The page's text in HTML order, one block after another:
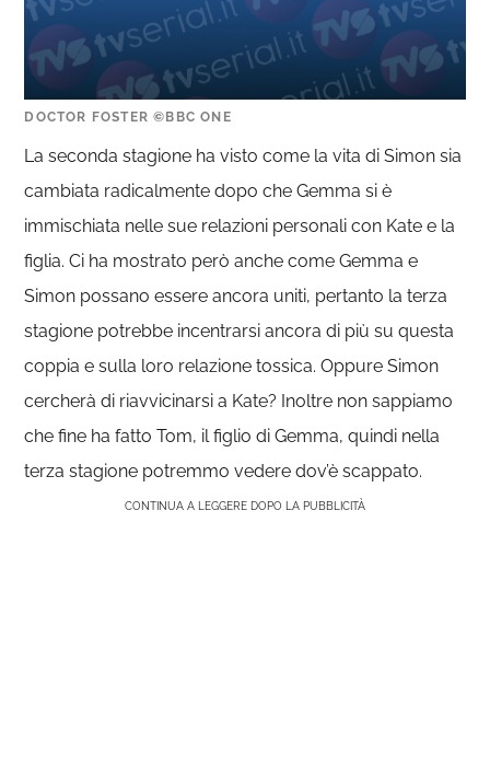
DOCTOR FOSTER ©BBC ONE
La seconda stagione ha visto come la vita di Simon sia
cambiata radicalmente dopo che Gemma si è
immischiata nelle sue relazioni personali con Kate e la
figlia. Ci ha mostrato però anche come Gemma e
Simon possano essere ancora uniti, pertanto la terza
stagione potrebbe incentrarsi ancora di più su questa
coppia e sulla loro relazione tossica. Oppure Simon
cercherà di riavvicinarsi a Kate? Inoltre non sappiamo
che fine ha fatto Tom, il figlio di Gemma, quindi nella
terza stagione potremmo vedere dov’è scappato.
CONTINUA A LEGGERE DOPO LA PUBBLICITÀ